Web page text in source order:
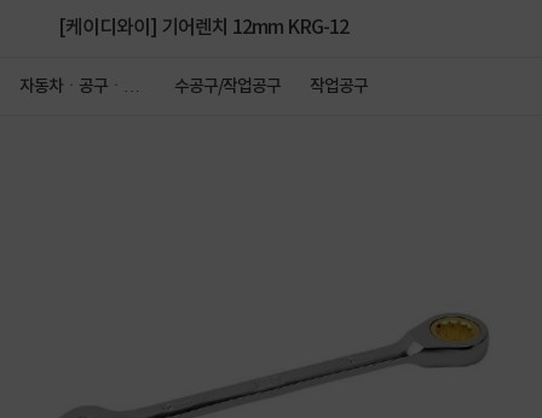
[케이디와이] 기어렌치 12mm KRG-12
자동차ㆍ공구ㆍ안
수공구/작업공구 작업공구